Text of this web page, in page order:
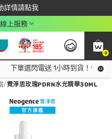
詳情請點我
高回饋$350
上服務
0
下單選閃電送 1小時到貨！領神
/霓淨思玫瑰PDRN水光精華30ML